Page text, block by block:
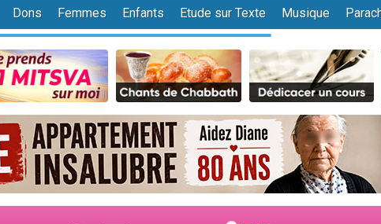
3 personnes viennent de faire un don pour Diane, 80 ans, dans un
13 personnes viennent de demander une bénédiction
2 personnes viennent de nous rejoindre sur WhatsApp
30 personnes viennent de faire un don pour Sauvez la jambe de Yohan
Il reste 49 places pour étudier en groupe sur Zoom
12 nouvelles musiques dans Torah-Box Music
3 personnes viennent de nous rejoindre sur WhatsApp
2 personnes viennent de nous rejoindre sur WhatsApp
3 personnes viennent de nous rejoindre sur WhatsApp
Dons Femmes Enfants Etude sur Texte Musique